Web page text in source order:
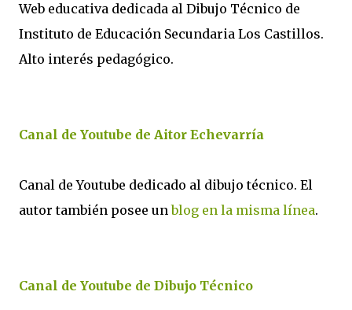
Web educativa dedicada al Dibujo Técnico de
Instituto de Educación Secundaria Los Castillos.
Alto interés pedagógico.
Canal de Youtube de Aitor Echevarría
Canal de Youtube dedicado al dibujo técnico. El
autor también posee unblog en la misma línea.
Canal de Youtube de Dibujo Técnico